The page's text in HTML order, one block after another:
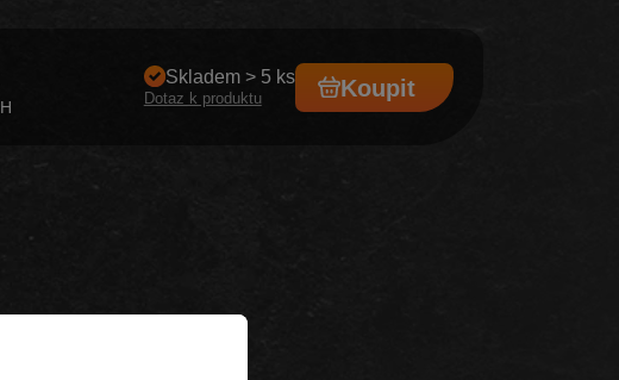
Skladem > 5 ks
Dotaz k produktu Koupit